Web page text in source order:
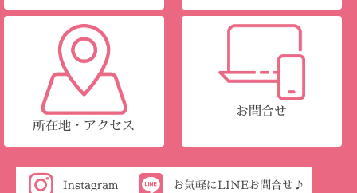
所在地・アクセス
お問合せ
Instagram お気軽にLINEお問合せ♪